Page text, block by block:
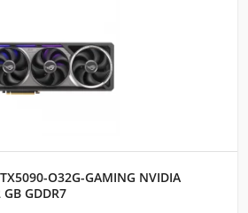
O32G-GAMING NVIDIA
GDDR7